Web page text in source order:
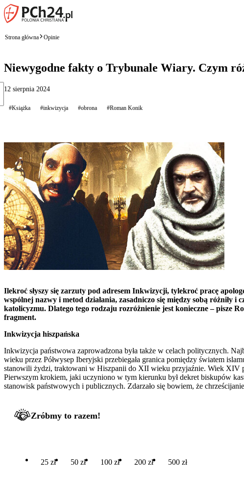
Strona główna Opinie
Niewygodne fakty o Trybunale Wiary. Czym
12 sierpnia 2024
#Książka #inkwizycja #obrona #Roman Konik
Ilekroć słyszy się zarzuty pod adresem Inkwizycji, tylekroć pracę
wspólnej nazwy i metod działania, zasadniczo się między sobą różniły
katolicyzmu. Dlatego tego rodzaju rozróżnienie jest konieczne –
fragment.
Inkwizycja hiszpańska
Inkwizycja państwowa zaprowadzona była także w celach politycznych.
wieku przez Półwysep Iberyjski przebiegała granica pomiędzy światem
stanowili żydzi, traktowani w Hiszpanii do XII wieku przyjaźnie. Wiek XIV
Pierwszym krokiem, jaki uczyniono w tym kierunku był dekret biskupów
stanowisk państwowych i publicznych. Zdarzało się bowiem, że
Zróbmy to razem!
25 zł 50 zł 100 zł 200 zł 500 zł